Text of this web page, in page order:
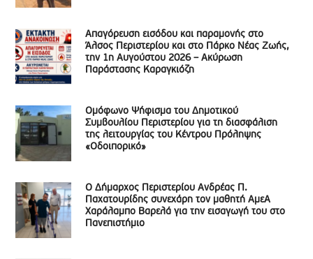
Απαγόρευση εισόδου και παραμονής στο
Άλσος Περιστερίου και στο Πάρκο Νέας Ζωής,
την 1η Αυγούστου 2026 – Ακύρωση
Παράστασης Καραγκιόζη
Ομόφωνο Ψήφισμα του Δημοτικού
Συμβουλίου Περιστερίου για τη διασφάλιση
της λειτουργίας του Κέντρου Πρόληψης
«Οδοιπορικό»
Ο Δήμαρχος Περιστερίου Ανδρέας Π.
Παχατουρίδης συνεχάρη τον μαθητή ΑμεΑ
Χαράλαμπο Βαρελά για την εισαγωγή του στο
Πανεπιστήμιο